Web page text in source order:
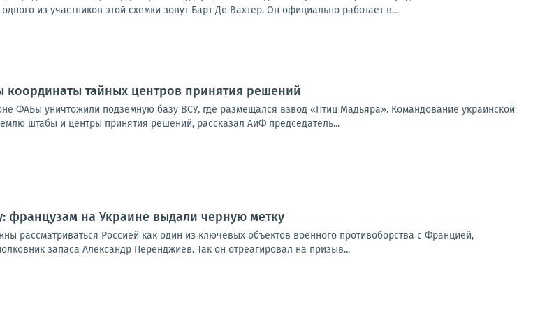
из участников этой схемки зовут Барт Де Вахтер. Он официально работает в...
тайных центров принятия решений
ФАБы уничтожили подземную базу ВСУ, где размещался взвод «Птиц Мадьяра». Командование украинской
штабы и центры принятия решений, рассказал АиФ председатель...
французам на Украине выдали черную метку
рассматриваться Россией как один из ключевых объектов военного противоборства с Францией,
запаса Александр Перенджиев. Так он отреагировал на призыв...